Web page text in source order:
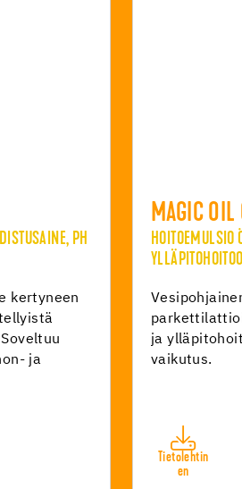
PH
kertyneen
ja
MAGIC OIL
HOITOEMULSIO
ja
vaikutus.
Tietolehtin
en